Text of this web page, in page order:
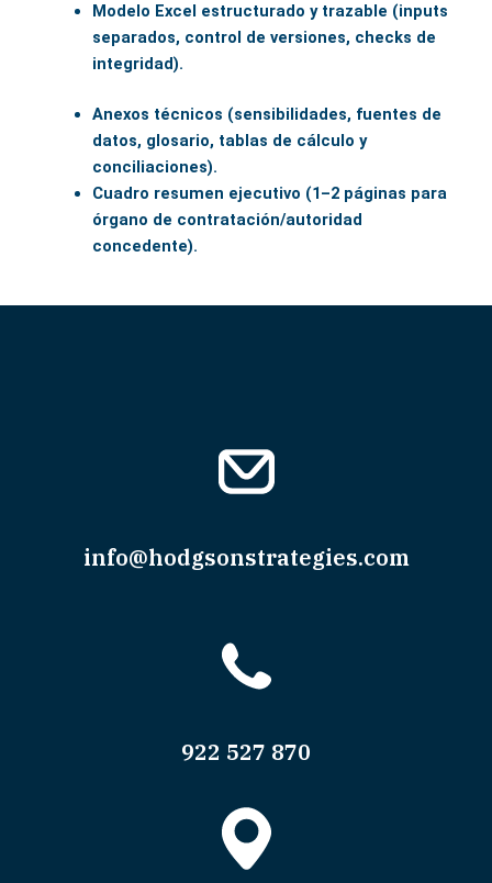
Modelo Excel estructurado y trazable (inputs
separados, control de versiones, checks de
integridad).
Anexos técnicos (sensibilidades, fuentes de
datos, glosario, tablas de cálculo y
conciliaciones).
Cuadro resumen ejecutivo (1–2 páginas para
órgano de contratación/autoridad
concedente).
info@hodgsonstrategies.com
922 527 870